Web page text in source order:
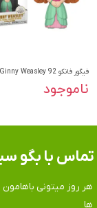
فیگور فانکو Ginny Weasley 92
ناموجود
هر روز میتونی
ها
تماس​​​​​​​ با بگو